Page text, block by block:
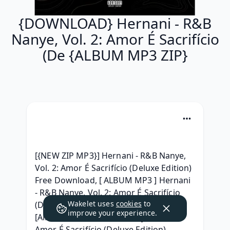
{DOWNLOAD} Hernani - R&B
Nanye, Vol. 2: Amor É Sacrifício
(De {ALBUM MP3 ZIP}
[{NEW ZIP MP3}] Hernani - R&B Nanye,
Vol. 2: Amor É Sacrifício (Deluxe Edition)
Free Download, [ ALBUM MP3 ] Hernani
- R&B Nanye, Vol. 2: Amor É Sacrifício
(Deluxe Edition) album télécharger,
[Album] Hernani - R&B Nanye, Vol. 2:
Wakelet uses cookies to
improve your experience.